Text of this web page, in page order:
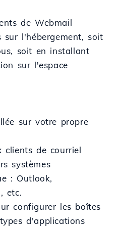
de Webmail
sur l'hébergement, soit
soit en installant
sur l'espace
sur votre propre
clients de courriel
systèmes
: Outlook,
etc.
configurer les boîtes
d'applications